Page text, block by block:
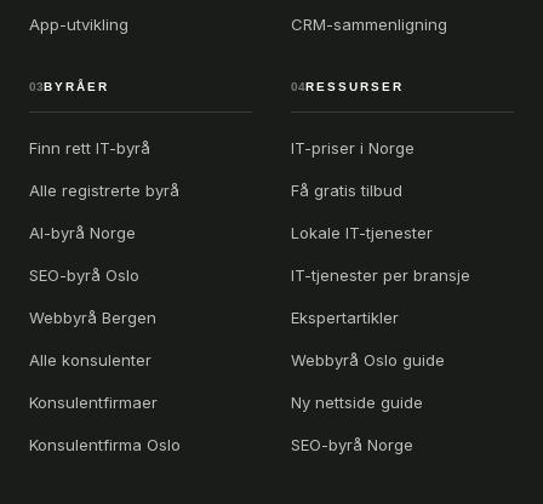
App-utvikling CRM-sammenligning
03 BYRÅER
Finn rett IT-byrå
Alle registrerte byrå
AI-byrå Norge
SEO-byrå Oslo
Webbyrå Bergen
Alle konsulenter
Konsulentfirmaer
Konsulentfirma Oslo
04RESSURSER
IT-priser i Norge
Få gratis tilbud
Lokale IT-tjenester
IT-tjenester per bransje
Ekspertartikler
Webbyrå Oslo guide
Ny nettside guide
SEO-byrå Norge